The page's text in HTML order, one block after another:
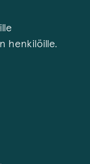
henkilöille.